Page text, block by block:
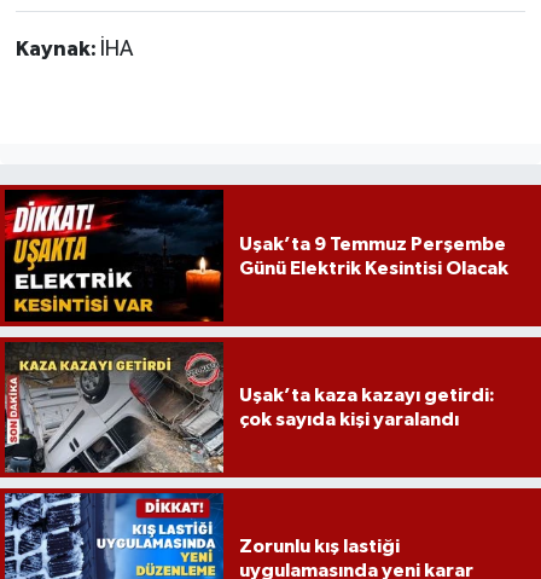
Kaynak: İHA
Uşak’ta 9 Temmuz Perşembe
Günü Elektrik Kesintisi Olacak
Uşak’ta kaza kazayı getirdi:
çok sayıda kişi yaralandı
Zorunlu kış lastiği
uygulamasında yeni karar